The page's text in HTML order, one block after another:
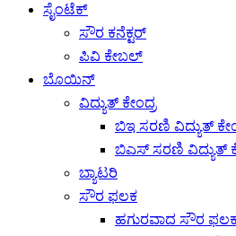
ಸೈಂಟೆಕ್
ಸೌರ ಕನೆಕ್ಟರ್
ಪಿವಿ ಕೇಬಲ್
ಬೊಯಿನ್
ವಿದ್ಯುತ್ ಕೇಂದ್ರ
ಬಿಇ ಸರಣಿ ವಿದ್ಯುತ್
ಬಿಎಸ್ ಸರಣಿ ವಿದ್ಯುತ್
ಬ್ಯಾಟರಿ
ಸೌರ ಫಲಕ
ಹಗುರವಾದ ಸೌರ